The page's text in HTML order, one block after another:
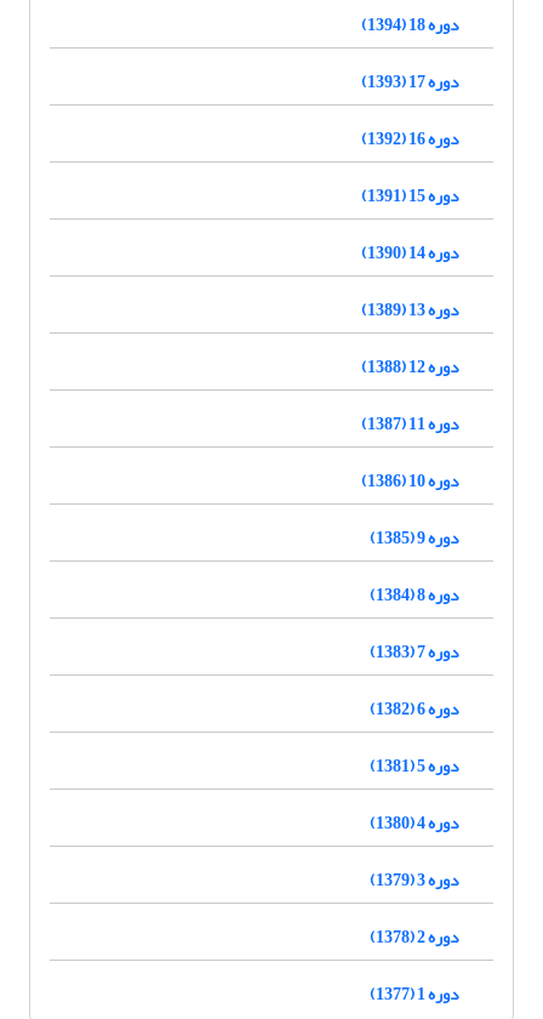
دوره 18 (1394)
دوره 17 (1393)
دوره 16 (1392)
دوره 15 (1391)
دوره 14 (1390)
دوره 13 (1389)
دوره 12 (1388)
دوره 11 (1387)
دوره 10 (1386)
دوره 9 (1385)
دوره 8 (1384)
دوره 7 (1383)
دوره 6 (1382)
دوره 5 (1381)
دوره 4 (1380)
دوره 3 (1379)
دوره 2 (1378)
دوره 1 (1377)